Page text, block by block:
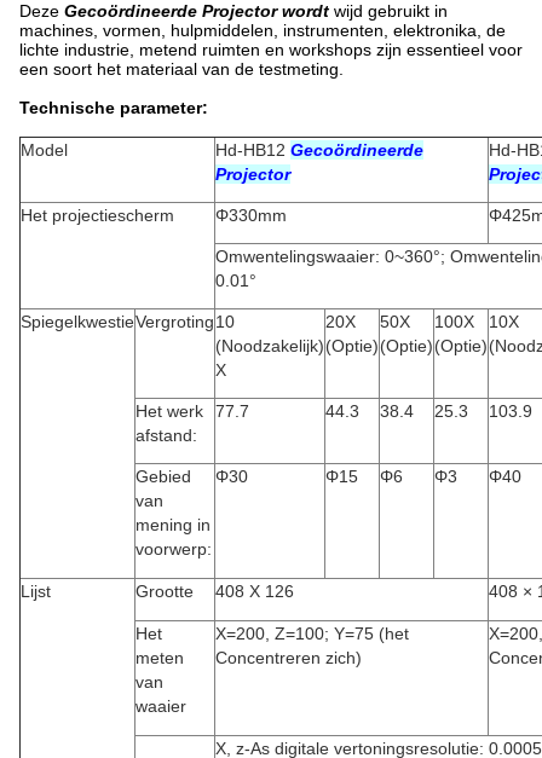
Deze Gecoördineerde Projector wordt wijd gebruikt in
machines, vormen, hulpmiddelen, instrumenten, elektronika, de
lichte industrie, metend ruimten en workshops zijn essentieel voor
een soort het materiaal van de testmeting.
Technische parameter:
Model Hd-HB12 Gecoördineerde
Projector
Hd-
Het projectiescherm Φ330mm
Omwentelingswaaier: 0~360°;
0.01°
SpiegelkwestieVergroting10
(Noodzakelijk)
X
20X
(Optie)
50X
(Optie)
100X
(Optie)
10X
Het werk
afstand:
77.7 44.3 38.4 25.3 103.9
Gebied
van
mening in
voorwerp:
Φ30 Φ15 Φ6 Φ3 Φ40
Lijst Grootte 408 X 126 408 ×
Het
meten
van
waaier
X=200, Z=100; Y=75 (het
Concentreren zich)
X, z-As digitale vertoningsresolutie: